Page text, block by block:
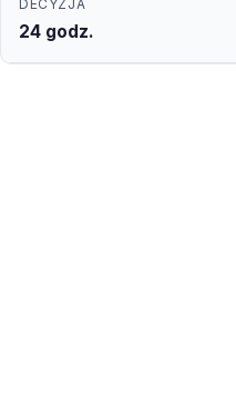
DECYZJA
24 godz.